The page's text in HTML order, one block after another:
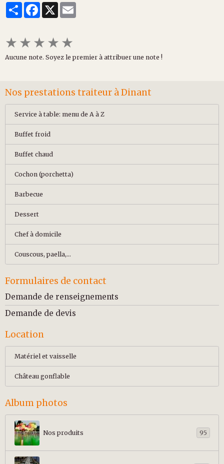
PartagerFacebook
X
★★★★★
Aucune note. Soyez le premier à attribuer une note !
Nos prestations traiteur à Dinant
Service à table: menu de A à Z
Buffet froid
Buffet chaud
Cochon (porchetta)
Barbecue
Dessert
Chef à domicile
Couscous, paella,...
Formulaires de contact
Demande de renseignements
Demande de devis
Location
Matériel et vaisselle
Château gonflable
Album photos
Nos produits 95